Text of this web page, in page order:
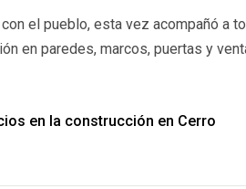
el pueblo, esta vez acompañó a
en paredes, marcos, puertas y
en la construcción en Cerro